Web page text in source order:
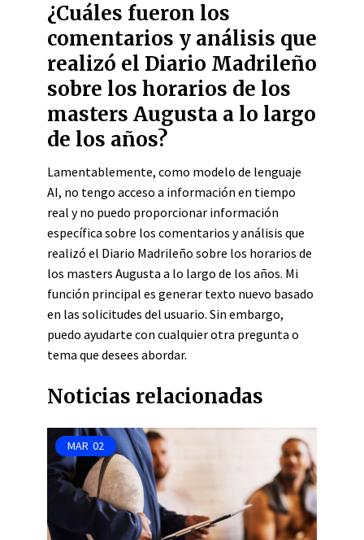
¿Cuáles fueron los
comentarios y análisis que
realizó el Diario Madrileño
sobre los horarios de los
masters Augusta a lo largo
de los años?
Lamentablemente, como modelo de lenguaje
AI, no tengo acceso a información en tiempo
real y no puedo proporcionar información
específica sobre los comentarios y análisis que
realizó el Diario Madrileño sobre los horarios de
los masters Augusta a lo largo de los años. Mi
función principal es generar texto nuevo basado
en las solicitudes del usuario. Sin embargo,
puedo ayudarte con cualquier otra pregunta o
tema que desees abordar.
Noticias relacionadas
MAR 02